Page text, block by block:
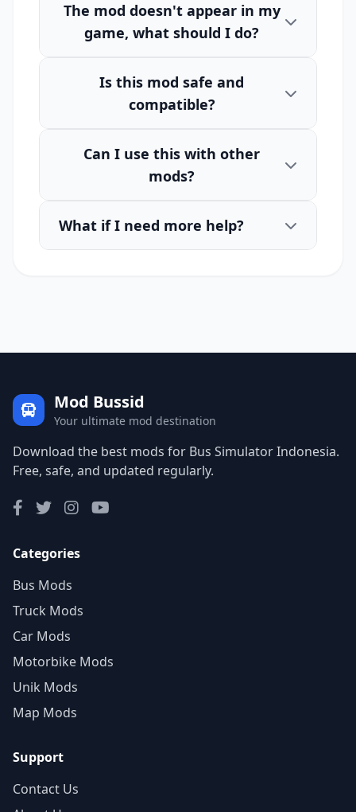
The mod doesn't appear in my
game, what should I do?
Is this mod safe and
compatible?
Can I use this with other
mods?
What if I need more help?
Mod Bussid
Your ultimate mod destination
Download the best mods for Bus Simulator Indonesia.
Free, safe, and updated regularly.
Categories
Bus Mods
Truck Mods
Car Mods
Motorbike Mods
Unik Mods
Map Mods
Support
Contact Us